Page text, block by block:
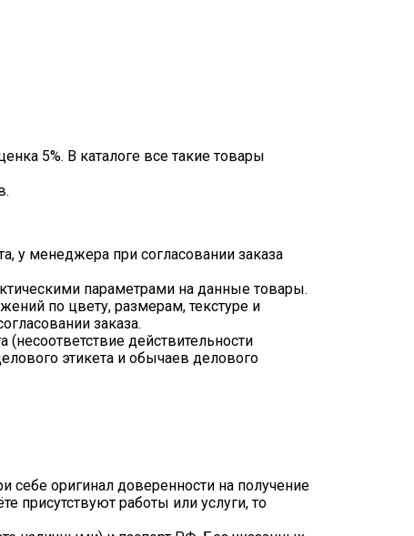
5%. В каталоге все такие товары
у менеджера при согласовании заказа
параметрами на данные товары.
по цвету, размерам, текстуре и
заказа.
действительности
этикета и обычаев делового
себе оригинал доверенности на получение
присутствуют работы или услуги, то